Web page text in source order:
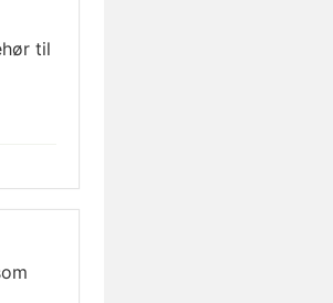
til